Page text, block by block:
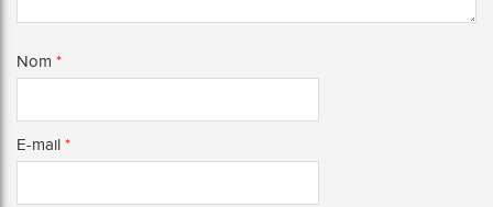
Nom *
E-mail *